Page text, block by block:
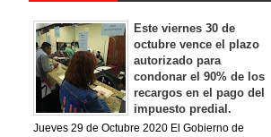
Este viernes 30 de
octubre vence el plazo
autorizado para
condonar el 90% de los
recargos en el pago del
impuesto predial.
Jueves 29 de Octubre 2020 El Gobierno de